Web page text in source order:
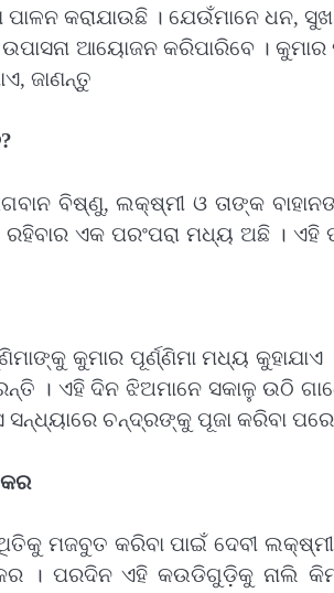
କରାଯାଉଛି । ଯେଉଁମାନେ ଧନ,
ଆୟୋଜନ କରିପାରିବେ । କୁମାର
ଜାଣନ୍ତୁ
ବିଷ୍ଣୁ, ଲକ୍ଷ୍ମୀ ଓ ତାଙ୍କ
ରହିବାର ଏକ ପରଂପରା ମଧ୍ୟ ଅଛି । ଏହି
କୁମାର ପୂର୍ଣ୍ଣିମା ମଧ୍ୟ
। ଏହି ଦିନ ଝିଅମାନେ ସକାଳୁ ଉଠି
ସନ୍ଧ୍ୟାରେ ଚନ୍ଦ୍ରଙ୍କୁ ପୂଜା କରିବା
କର
ମଜବୁତ କରିବା ପାଇଁ ଦେବୀ
। ପରଦିନ ଏହି କଉଡିଗୁଡ଼ିକୁ ନାଲି